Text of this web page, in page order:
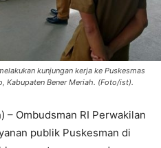
kunjungan kerja ke Puskesmas
Kabupaten Bener Meriah. (Foto/ist).
– Ombudsman RI Perwakilan
publik Puskesman di